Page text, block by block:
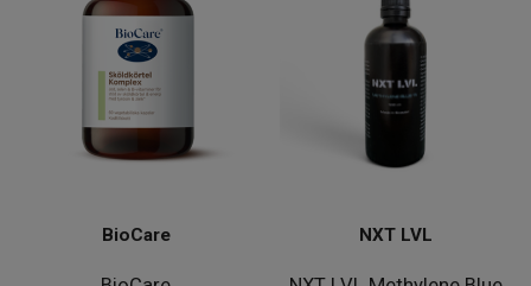
BioCare NXT LVL